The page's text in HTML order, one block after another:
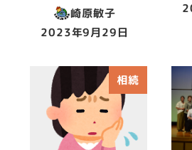
崎原敏子
投稿日
2023年9月29日
相続